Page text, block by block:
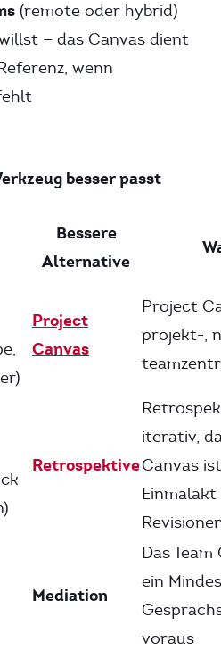
(remote oder hybrid)
— das Canvas dient
wenn
besser passt
Bessere
Alternative
Project
Canvas
Project
projekt-,
Retrospektive
iterativ,
Canvas
Mediation
Das
ein
voraus